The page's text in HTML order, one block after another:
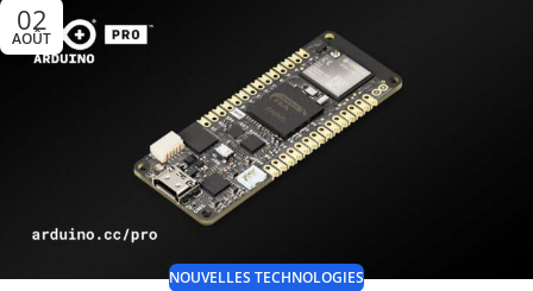
02
AOÛT
NOUVELLES TECHNOLOGIES